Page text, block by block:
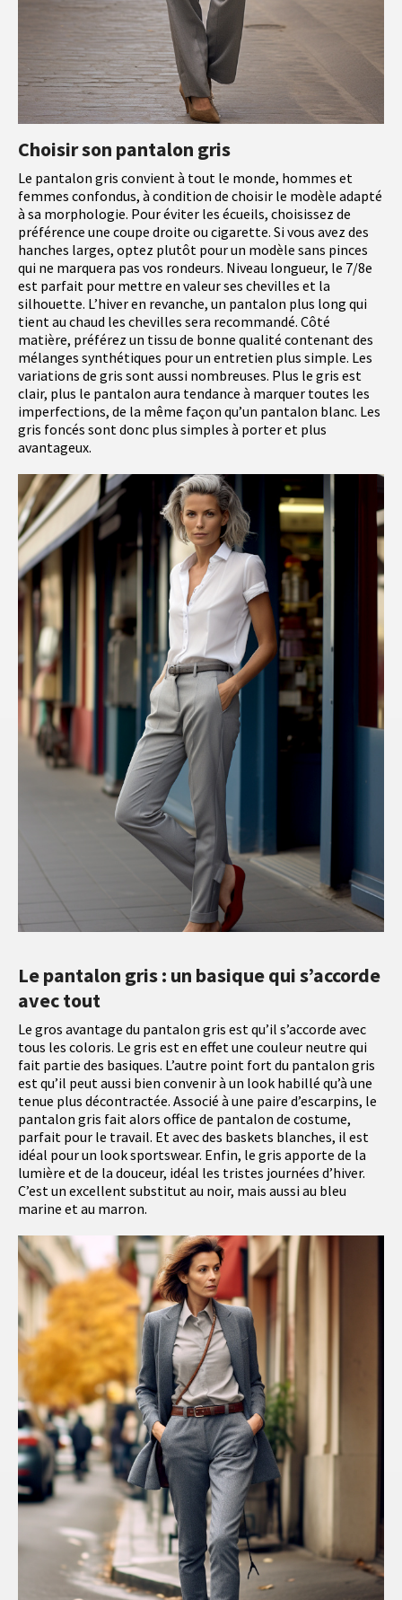
Choisir son pantalon gris
Le pantalon gris convient à tout le monde, hommes et
femmes confondus, à condition de choisir le modèle adapté
à sa morphologie. Pour éviter les écueils, choisissez de
préférence une coupe droite ou cigarette. Si vous avez des
hanches larges, optez plutôt pour un modèle sans pinces
qui ne marquera pas vos rondeurs. Niveau longueur, le 7/8e
est parfait pour mettre en valeur ses chevilles et la
silhouette. L’hiver en revanche, un pantalon plus long qui
tient au chaud les chevilles sera recommandé. Côté
matière, préférez un tissu de bonne qualité contenant des
mélanges synthétiques pour un entretien plus simple. Les
variations de gris sont aussi nombreuses. Plus le gris est
clair, plus le pantalon aura tendance à marquer toutes les
imperfections, de la même façon qu’un pantalon blanc. Les
gris foncés sont donc plus simples à porter et plus
avantageux.
Le pantalon gris : un basique qui s’accorde
avec tout
Le gros avantage du pantalon gris est qu’il s’accorde avec
tous les coloris. Le gris est en effet une couleur neutre qui
fait partie des basiques. L’autre point fort du pantalon gris
est qu’il peut aussi bien convenir à un look habillé qu’à une
tenue plus décontractée. Associé à une paire d’escarpins, le
pantalon gris fait alors office de pantalon de costume,
parfait pour le travail. Et avec des baskets blanches, il est
idéal pour un look sportswear. Enfin, le gris apporte de la
lumière et de la douceur, idéal les tristes journées d’hiver.
C’est un excellent substitut au noir, mais aussi au bleu
marine et au marron.